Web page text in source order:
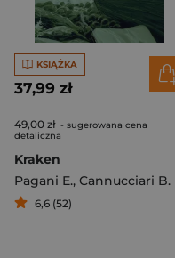
KSIĄŻKA
37,99 zł
49,00 zł - sugerowana cena
detaliczna
Kraken
Pagani E., Cannucciari B.
6,6 (52)